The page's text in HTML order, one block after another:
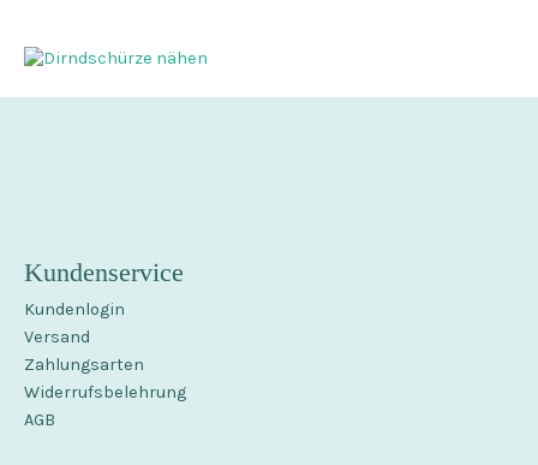
Kundenservice
Kundenlogin
Versand
Zahlungsarten
Widerrufsbelehrung
AGB